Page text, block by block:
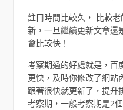
註冊時間比較久， 比較老
新，一旦繼續更新文章還
會比較快！
考察期過的好處就是，百
更快，及時你修改了網站
跟著很快就更新了，提升
考察期，一般考察期是2